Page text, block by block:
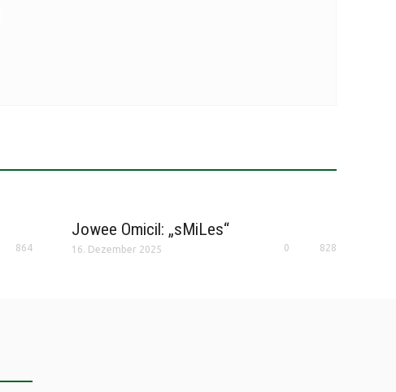
864
Jowee Omicil: „sMiLes“
16. Dezember 2025 0 828